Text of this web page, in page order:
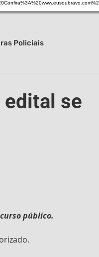
Policiais
edital se
público.